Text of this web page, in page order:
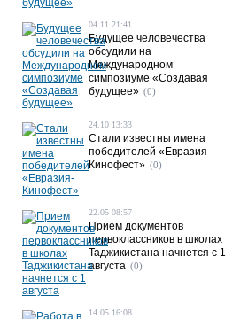
04.11 21:41
Будущее человечества
обсудили на
Международном
симпозиуме «Создавая
будущее» (0)
24.10 13:33
Стали известны имена
победителей «Евразия-
Кинофест» (0)
22.05 08:57
Прием документов
первоклассников в школах
Таджикистана начнется с 1
августа (0)
14.05 16:08